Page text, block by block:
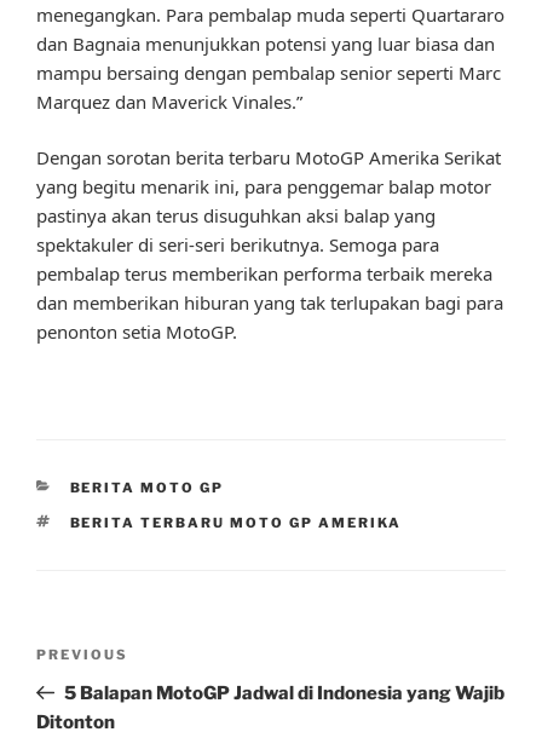
menegangkan. Para pembalap muda seperti Quartararo
dan Bagnaia menunjukkan potensi yang luar biasa dan
mampu bersaing dengan pembalap senior seperti Marc
Marquez dan Maverick Vinales.”
Dengan sorotan berita terbaru MotoGP Amerika Serikat
yang begitu menarik ini, para penggemar balap motor
pastinya akan terus disuguhkan aksi balap yang
spektakuler di seri-seri berikutnya. Semoga para
pembalap terus memberikan performa terbaik mereka
dan memberikan hiburan yang tak terlupakan bagi para
penonton setia MotoGP.
CATEGORIES
BERITA MOTO GP
TAGS
BERITA TERBARU MOTO GP AMERIKA
Previous
Post
PREVIOUS
5 Balapan MotoGP Jadwal di Indonesia yang Wajib
Ditonton